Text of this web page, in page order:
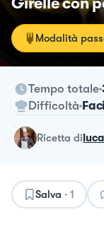
Modalità
Tempo totale
Difficoltà
ricetta di
Salva · 1